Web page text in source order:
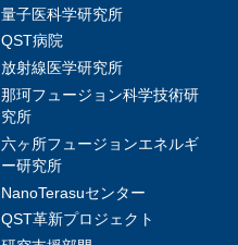
量子医科学研究所
QST病院
放射線医学研究所
那珂フュージョン科学技術研
究所
六ヶ所フュージョンエネルギ
ー研究所
NanoTerasuセンター
QST革新プロジェクト